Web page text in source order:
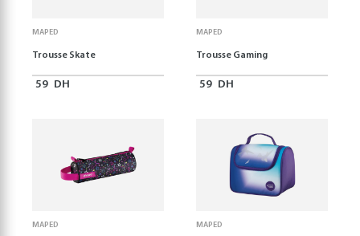
MAPED
Trousse Skate
59 DH
MAPED
Trousse Gaming
59 DH
MAPED MAPED